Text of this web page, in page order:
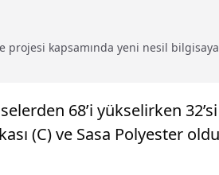
projesi kapsamında yeni nesil
68’i yükselirken
(C) ve Sasa Polyester